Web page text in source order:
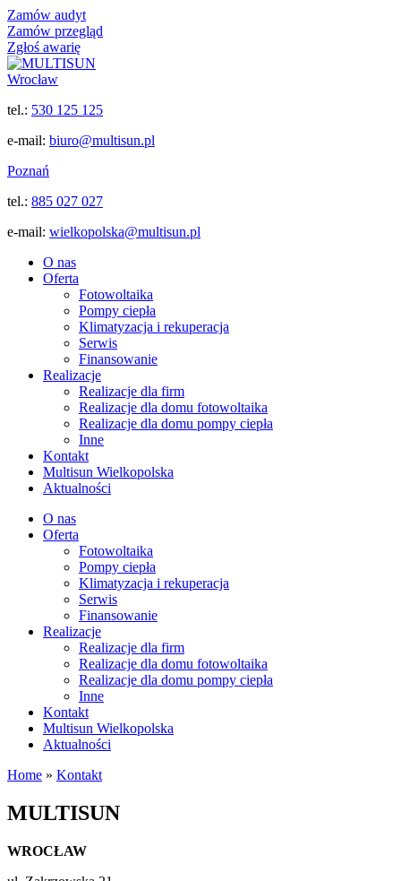
Zamów audyt
Zamów przegląd
Zgłoś awarię
Wrocław
tel.: 530 125 125
e-mail: biuro@multisun.pl
Poznań
tel.: 885 027 027
e-mail: wielkopolska@multisun.pl
O nas
Oferta
Fotowoltaika
Pompy ciepła
Klimatyzacja i rekuperacja
Serwis
Finansowanie
Realizacje
Realizacje dla firm
Realizacje dla domu fotowoltaika
Realizacje dla domu pompy ciepła
Inne
Kontakt
Multisun Wielkopolska
Aktualności
O nas
Oferta
Fotowoltaika
Pompy ciepła
Klimatyzacja i rekuperacja
Serwis
Finansowanie
Realizacje
Realizacje dla firm
Realizacje dla domu fotowoltaika
Realizacje dla domu pompy ciepła
Inne
Kontakt
Multisun Wielkopolska
Aktualności
Home » Kontakt
MULTISUN
WROCŁAW